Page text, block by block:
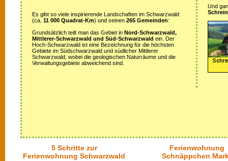
Es gibt so viele inspirierende Landschaften im Schwarzwald
(ca. 11 000 Quadrat-Km) und seinen 265 Gemeinden:
Grundsätzlich teilt man das Gebiet in Nord-Schwarzwald,
Mittlerer-Schwarzwald und Süd-Schwarzwald ein. Der
Hoch-Schwarzwald ist eine Bezeichnung für die höchsten
Gebiete im Südschwarzwald und südlicher Mittlerer
Schwarzwald, wobei die geologischen Naturräume und die
Verwaltungsgebiete abweichend sind.
Und
5 Schritte zur
Ferienwohnung Schwarzwald
Ferienwohnung
Schnäppchen